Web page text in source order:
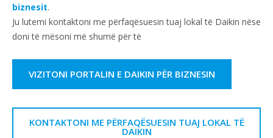
biznesit.
Ju lutemi kontaktoni me përfaqësuesin tuaj lokal të Daikin nëse
doni të mësoni më shumë për të
VIZITONI PORTALIN E DAIKIN PËR BIZNESIN
KONTAKTONI ME PËRFAQËSUESIN TUAJ LOKAL TË
DAIKIN